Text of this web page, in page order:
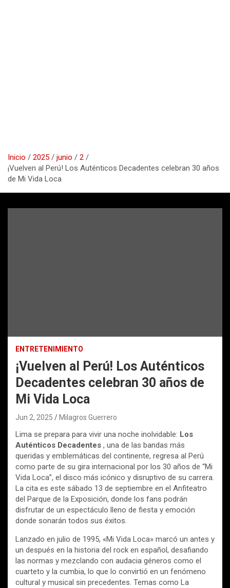
Inicio 2025 junio
2
¡Vuelven al Perú! Los Auténticos Decadentes celebran 30 años
de Mi Vida Loca
ENTRETENIMIENTO
¡Vuelven al Perú! Los Auténticos
Decadentes celebran 30 años de
Mi Vida Loca
Jun 2, 2025 Milagros Guerrero
Lima se prepara para vivir una noche inolvidable: Los
Auténticos Decadentes , una de las bandas más
queridas y emblemáticas del continente, regresa al Perú
como parte de su gira internacional por los 30 años de “Mi
Vida Loca”, el disco más icónico y disruptivo de su carrera.
La cita es este sábado 13 de septiembre en el Anfiteatro
del Parque de la Exposición, donde los fans podrán
disfrutar de un espectáculo lleno de fiesta y emoción
donde sonarán todos sus éxitos.
Lanzado en julio de 1995, «Mi Vida Loca» marcó un antes y
un después en la historia del rock en español, desafiando
las normas y mezclando con audacia géneros como el
cuarteto y la cumbia, lo que lo convirtió en un fenómeno
cultural y musical sin precedentes. Temas como La